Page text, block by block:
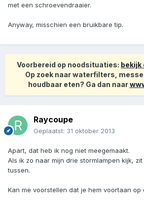
met een schroevendraaier.
Anyway, misschien een bruikbare tip.
Voorbereid op noodsituaties: bekijk
Op zoek naar waterfilters,
houdbaar eten? Ga dan naar
Raycoupe
Geplaatst: 31 oktober 2013
Apart, dat heb ik nog niet meegemaakt.
Als ik zo naar mijn drie stormlampen kijk,
tussen.
Kan me voorstellen dat je hem voortaan op